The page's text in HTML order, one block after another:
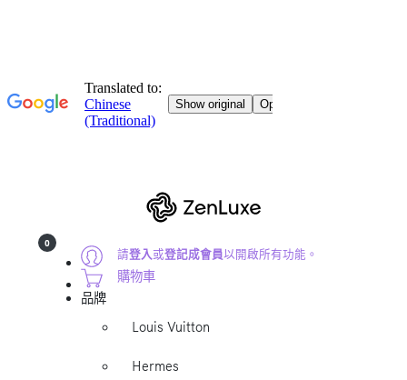
請登入或登記成會員以開啟所有功能。
0
購物車
品牌
Louis Vuitton
Hermes